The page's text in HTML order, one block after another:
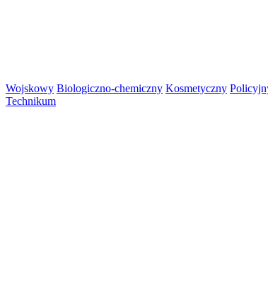
Wojskowy Biologiczno-chemiczny Kosmetyczny
Technikum